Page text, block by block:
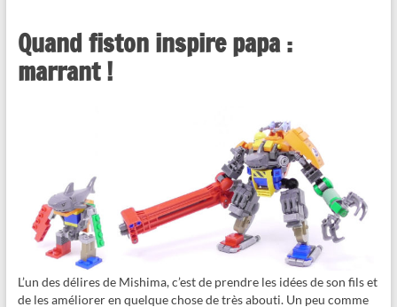
Quand fiston inspire papa :
marrant !
L’un des délires de Mishima, c’est de prendre les idées de son fils et
de les améliorer en quelque chose de très abouti. Un peu comme